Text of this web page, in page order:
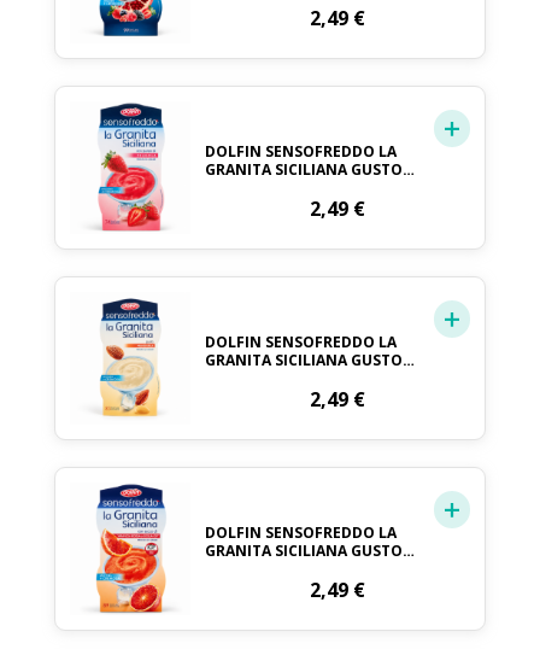
BOSCO PRONTO DA GELARE
DOLFIN 2 X 100 ML
2,49 €
DOLFIN SENSOFREDDO LA
GRANITA SICILIANA GUSTO
2,49 €
DOLFIN SENSOFREDDO LA
GRANITA SICILIANA GUSTO
2,49 €
DOLFIN SENSOFREDDO LA
GRANITA SICILIANA GUSTO
2,49 €